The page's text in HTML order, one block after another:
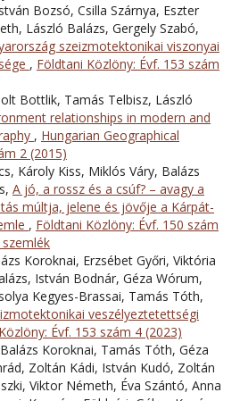
Bozsó, Csilla Szárnya, Eszter
László Balázs, Gergely Szabó,
szeizmotektonikai viszonyai
, Földtani Közlöny: Évf. 153 szám
Bottlik, Tamás Telbisz, László
relationships in modern and
, Hungarian Geographical
2 (2015)
Károly Kiss, Miklós Váry, Balázs
A jó, a rossz és a csúf? – avagy a
múltja, jelene és jövője a Kárpát-
, Földtani Közlöny: Évf. 150 szám
szemlék
Koroknai, Erzsébet Győri, Viktória
István Bodnár, Géza Wórum,
Kegyes-Brassai, Tamás Tóth,
veszélyeztetettségi
Évf. 153 szám 4 (2023)
Koroknai, Tamás Tóth, Géza
Zoltán Kádi, István Kudó, Zoltán
Viktor Németh, Éva Szántó, Anna